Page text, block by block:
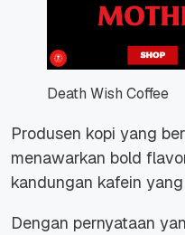
Death Wish Coffee
Produsen kopi yang
menawarkan bold
kandungan kafein
Dengan pernyataan